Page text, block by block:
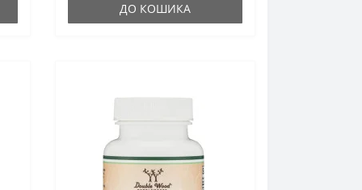
ДО КОШИКА